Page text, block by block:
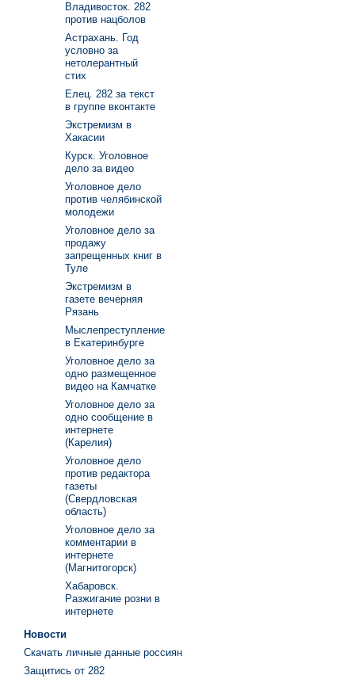
Владивосток. 282
против нацболов
Астрахань. Год
условно за
нетолерантный
стих
Елец. 282 за текст
в группе вконтакте
Экстремизм в
Хакасии
Курск. Уголовное
дело за видео
Уголовное дело
против челябинской
молодежи
Уголовное дело за
продажу
запрещенных книг в
Туле
Экстремизм в
газете вечерняя
Рязань
Мыслепреступление
в Екатеринбурге
Уголовное дело за
одно размещенное
видео на Камчатке
Уголовное дело за
одно сообщение в
интернете
(Карелия)
Уголовное дело
против редактора
газеты
(Свердловская
область)
Уголовное дело за
комментарии в
интернете
(Магнитогорск)
Хабаровск.
Разжигание розни в
интернете
Новости
Скачать личные данные россиян
Защитись от 282